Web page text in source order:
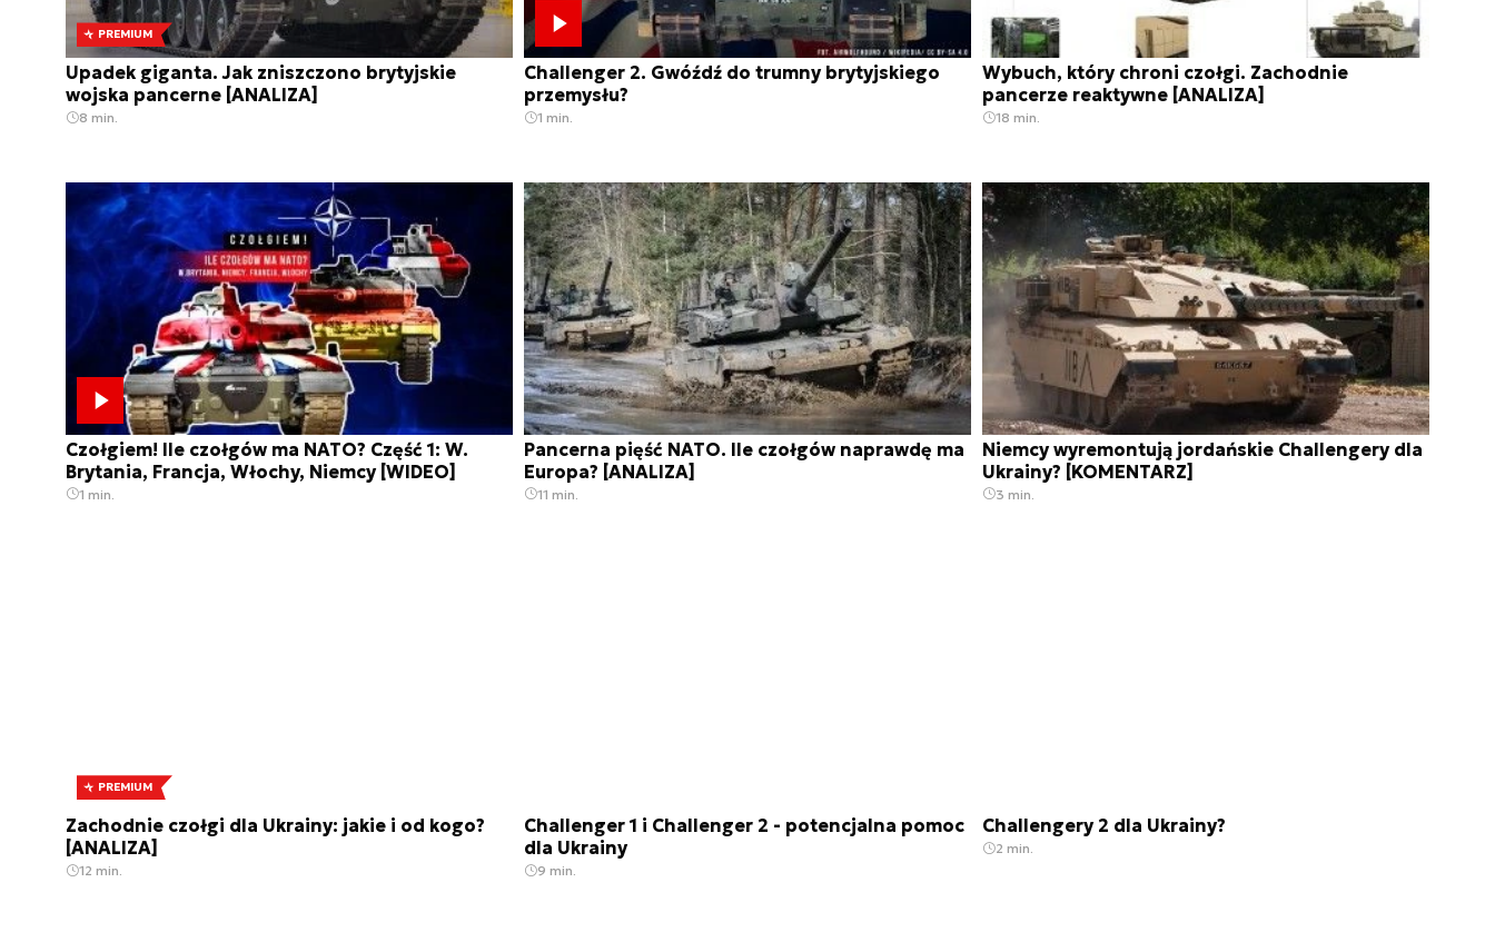
PREMIUM
Upadek giganta. Jak zniszczono brytyjskie
wojska pancerne [ANALIZA]
8 min.
Challenger 2. Gwóźdź do trumny brytyjskiego
przemysłu?
1 min.
Wybuch, który chroni czołgi. Zachodnie
pancerze reaktywne [ANALIZA]
18 min.
Czołgiem! Ile czołgów ma NATO? Część 1: W.
Brytania, Francja, Włochy, Niemcy [WIDEO]
1 min.
Pancerna pięść NATO. Ile czołgów naprawdę ma
Europa? [ANALIZA]
11 min.
Niemcy wyremontują jordańskie Challengery dla
Ukrainy? [KOMENTARZ]
3 min.
PREMIUM
Zachodnie czołgi dla Ukrainy: jakie i od kogo?
[ANALIZA]
12 min.
Challenger 1 i Challenger 2 - potencjalna pomoc
dla Ukrainy
9 min.
Challengery 2 dla Ukrainy?
2 min.